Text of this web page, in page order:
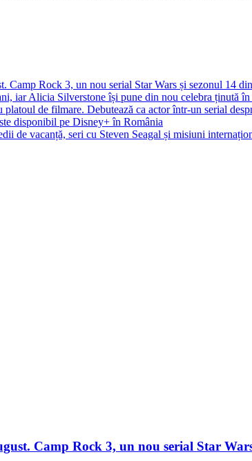
Camp Rock 3, un nou serial Star Wars și sezonul 14
iar Alicia Silverstone își pune din nou celebra ținută în
de filmare. Debutează ca actor într-un serial
disponibil pe Disney+ în România
de vacanță, seri cu Steven Seagal și misiuni
Camp Rock 3, un nou serial Star